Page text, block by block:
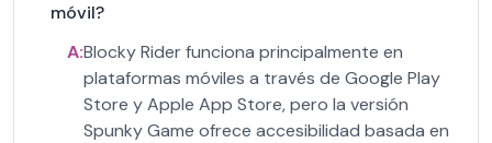
móvil?
A:Blocky Rider funciona principalmente en
plataformas móviles a través de Google Play
Store y Apple App Store, pero la versión
Spunky Game ofrece accesibilidad basada en